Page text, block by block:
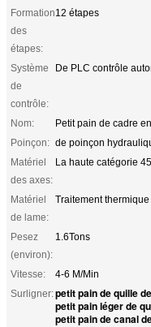
Formation
des
étapes:
12 étapes
Système
de
contrôle:
De PLC contrôle
Nom:
Petit pain de cadre
Poinçon: de poinçon
Matériel
des axes:
La haute catégorie
Matériel
de lame:
Traitement thermique
Pesez
(environ):
1.6Tons
Vitesse:
4-6 M/Min
Surligner:petit pain de quille
petit pain léger de
petit pain de canal